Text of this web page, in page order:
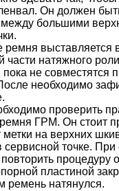
Он должен
между большими
ремня выставляется
части натяжного
пока не совместятся
необходимо
проверить
ГРМ. Он стоит
на верхних
сервисной точке. При
повторить процедуру
пластиной
ремень натянулся.